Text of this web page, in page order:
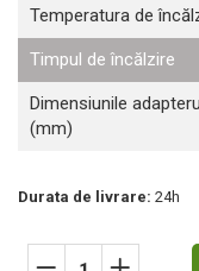
Motosape
Motocositori
Motocoase
Motopompe
Batoze
Mori cereale
Tocatori vegetatie
Temperatura de
Timpul de încălzire
Dimensiunile
(mm)
Durata de livrare: 24h